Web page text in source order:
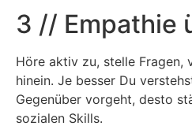
3 // Empathie
Höre aktiv zu, stelle Fragen,
hinein. Je besser Du
Gegenüber vorgeht, desto
sozialen Skills.